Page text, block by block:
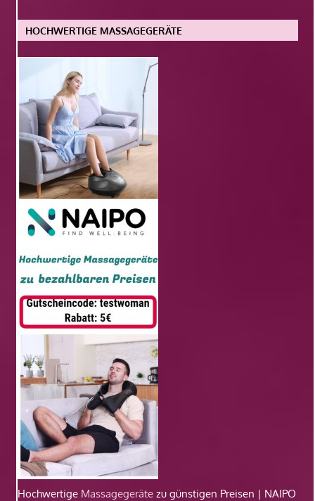
HOCHWERTIGE MASSAGEGERÄTE
Hochwertige Massagegeräte zu günstigen Preisen | NAIPO